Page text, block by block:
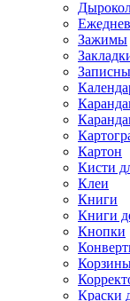
Зажимы
Картон
Кисти
Клеи
Книги
Книги
Кнопки
Краски